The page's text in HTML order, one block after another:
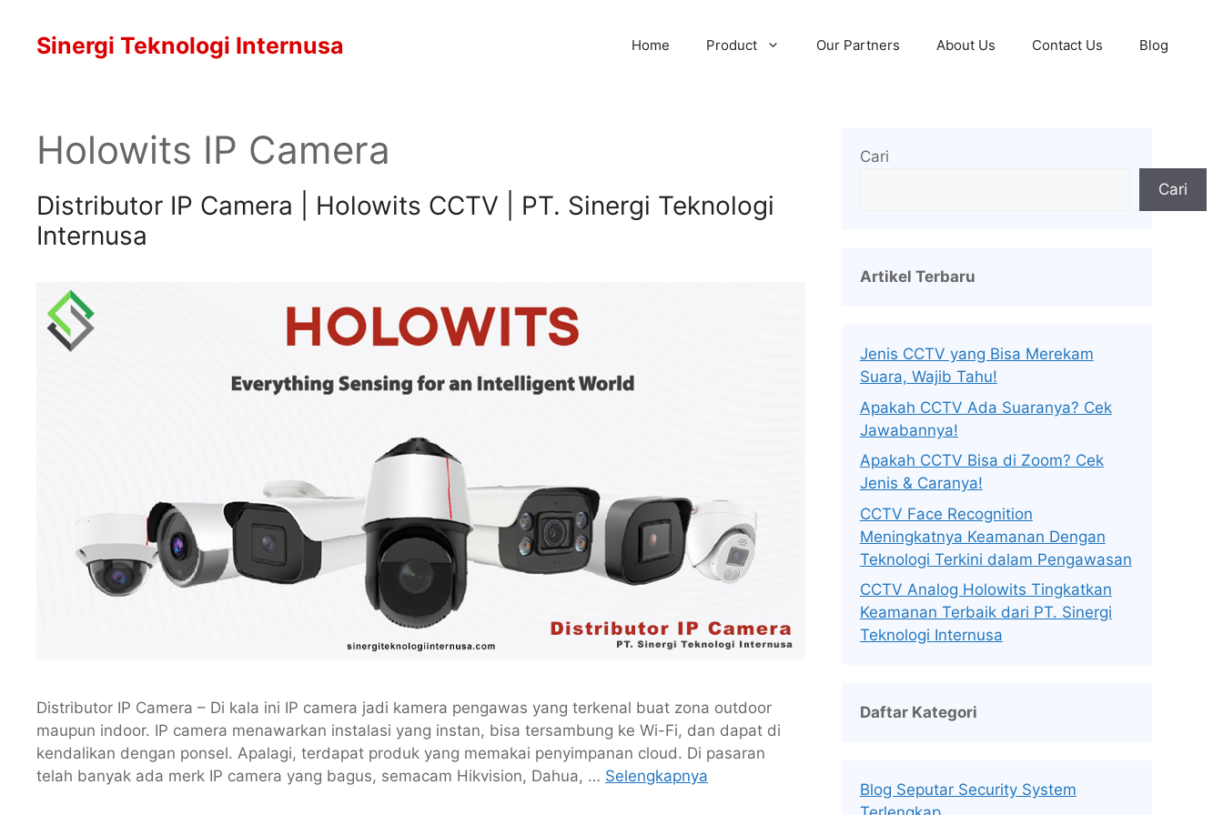
Sinergi Teknologi Internusa Home Product Our Partners About Us Contact Us Blog
Holowits IP Camera
Distributor IP Camera | Holowits CCTV | PT. Sinergi Teknologi
Internusa
Distributor IP Camera – Di kala ini IP camera jadi kamera pengawas yang terkenal buat zona outdoor
maupun indoor. IP camera menawarkan instalasi yang instan, bisa tersambung ke Wi-Fi, dan dapat di
kendalikan dengan ponsel. Apalagi, terdapat produk yang memakai penyimpanan cloud. Di pasaran
telah banyak ada merk IP camera yang bagus, semacam Hikvision, Dahua, … Selengkapnya
Cari
Cari
Artikel Terbaru
Jenis CCTV yang Bisa Merekam
Suara, Wajib Tahu!
Apakah CCTV Ada Suaranya? Cek
Jawabannya!
Apakah CCTV Bisa di Zoom? Cek
Jenis & Caranya!
CCTV Face Recognition
Meningkatnya Keamanan Dengan
Teknologi Terkini dalam Pengawasan
CCTV Analog Holowits Tingkatkan
Keamanan Terbaik dari PT. Sinergi
Teknologi Internusa
Daftar Kategori
Blog Seputar Security System